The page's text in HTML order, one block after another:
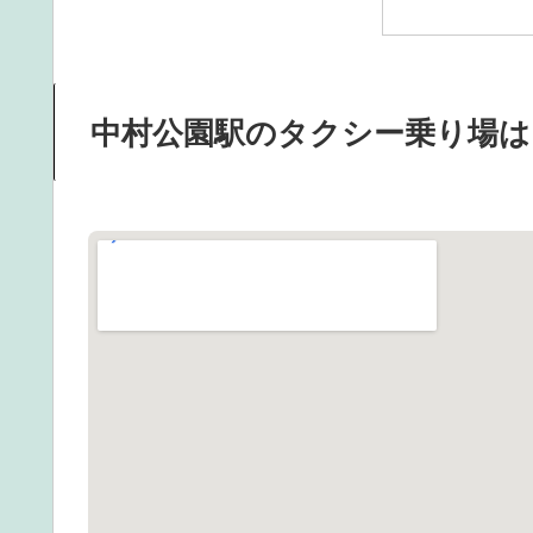
中村公園駅のタクシー乗り場